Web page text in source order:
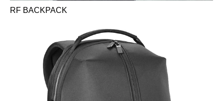
RF BACKPACK